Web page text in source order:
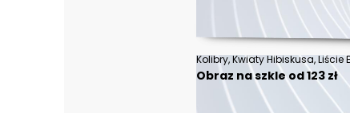
Obraz na szkle od 123 zł